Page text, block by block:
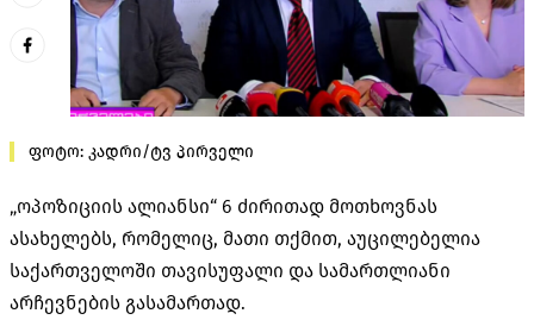
ფოტო: კადრი/ტვ პირველი
„ოპოზიციის ალიანსი“ 6 ძირითად მოთხოვნას
ასახელებს, რომელიც, მათი თქმით, აუცილებელია
საქართველოში თავისუფალი და სამართლიანი
არჩევნების გასამართად.